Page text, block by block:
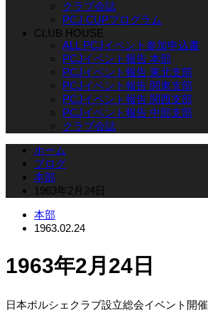
クラブ会誌
PCJ CUPプログラム
CLUB HOUSE
ALL PCJイベント参加申込書
PCJイベント報告 本部
PCJイベント報告 東北支部
PCJイベント報告 関東支部
PCJイベント報告 関西支部
PCJイベント報告 中部支部
クラブ会誌
ホーム
ブログ
本部
1963年2月24日
本部
1963.02.24
1963年2月24日
日本ポルシェクラブ設立総会イベント開催